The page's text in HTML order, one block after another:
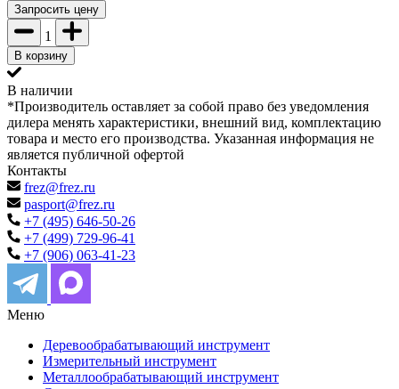
Запросить цену
1
В корзину
В наличии
*Производитель оставляет за собой право без уведомления
дилера менять характеристики, внешний вид, комплектацию
товара и место его производства. Указанная информация не
является публичной офертой
Контакты
frez@frez.ru
pasport@frez.ru
+7 (495) 646-50-26
+7 (499) 729-96-41
+7 (906) 063-41-23
Меню
Деревообрабатывающий инструмент
Измерительный инструмент
Металлообрабатывающий инструмент